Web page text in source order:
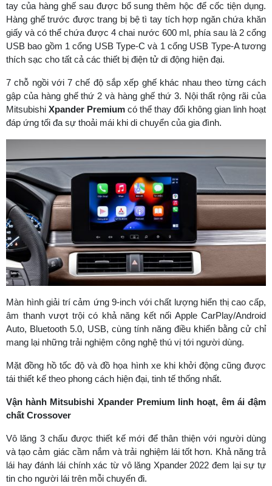
tay của hàng ghế sau được bổ sung thêm hộc để cốc tiện dụng.
Hàng ghế trước được trang bị bệ tì tay tích hợp ngăn chứa khăn
giấy và có thể chứa được 4 chai nước 600 ml, phía sau là 2 cổng
USB bao gồm 1 cổng USB Type-C và 1 cổng USB Type-A tương
thích sạc cho tất cả các thiết bị điện tử di động hiện đại.
7 chỗ ngồi với 7 chế độ sắp xếp ghế khác nhau theo từng cách
gập của hàng ghế thứ 2 và hàng ghế thứ 3. Nội thất rộng rãi của
Mitsubishi Xpander Premium có thể thay đổi không gian linh hoạt
đáp ứng tối đa sự thoải mái khi di chuyển của gia đình.
Màn hình giải trí cảm ứng 9-inch với chất lượng hiển thị cao cấp,
âm thanh vượt trội có khả năng kết nối Apple CarPlay/Android
Auto, Bluetooth 5.0, USB, cùng tính năng điều khiển bằng cử chỉ
mang lại những trải nghiệm công nghệ thú vị tới người dùng.
Mặt đồng hồ tốc độ và đồ họa hình xe khi khởi động cũng được
tái thiết kế theo phong cách hiện đại, tinh tế thống nhất.
Vận hành Mitsubishi Xpander Premiumlinh hoạt, êm ái đậm
chất Crossover
Vô lăng 3 chấu được thiết kế mới để thân thiện với người dùng
và tạo cảm giác cầm nắm và trải nghiệm lái tốt hơn. Khả năng trả
lái hay đánh lái chính xác từ vô lăng Xpander 2022 đem lại sự tự
tin cho người lái trên mỗi chuyến đi.